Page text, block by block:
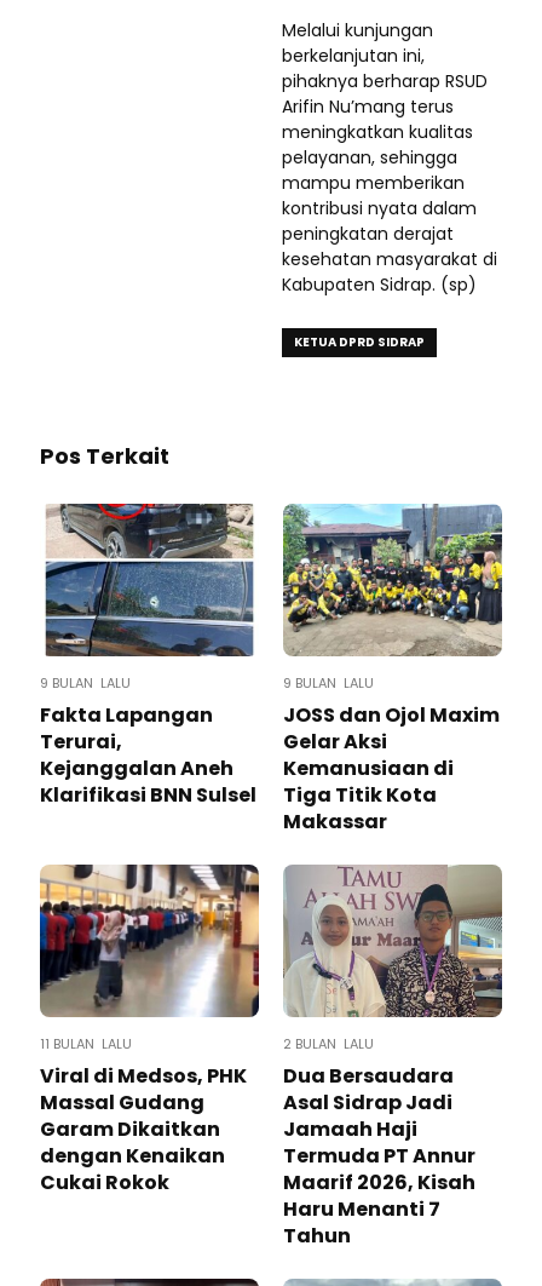
Melalui kunjungan
berkelanjutan ini,
pihaknya berharap RSUD
Arifin Nu’mang terus
meningkatkan kualitas
pelayanan, sehingga
mampu memberikan
kontribusi nyata dalam
peningkatan derajat
kesehatan masyarakat di
Kabupaten Sidrap. (sp)
KETUA DPRD SIDRAP
Pos Terkait
9 BULAN LALU
Fakta Lapangan
Terurai,
Kejanggalan Aneh
Klarifikasi BNN Sulsel
9 BULAN LALU
JOSS dan Ojol Maxim
Gelar Aksi
Kemanusiaan di
Tiga Titik Kota
Makassar
11 BULAN LALU
Viral di Medsos, PHK
Massal Gudang
Garam Dikaitkan
dengan Kenaikan
Cukai Rokok
2 BULAN LALU
Dua Bersaudara
Asal Sidrap Jadi
Jamaah Haji
Termuda PT Annur
Maarif 2026, Kisah
Haru Menanti 7
Tahun